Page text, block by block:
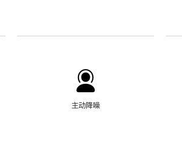
主动降噪